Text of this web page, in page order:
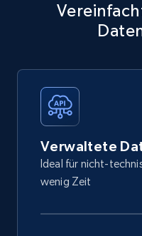
Verwaltete
Ideal für nicht-
wenig Zeit